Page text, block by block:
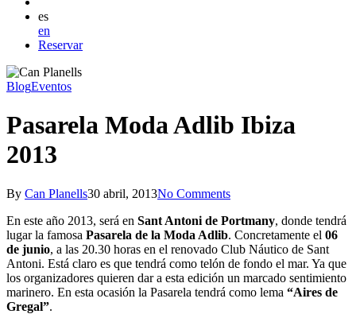
es
en
Reservar
BlogEventos
Pasarela Moda Adlib Ibiza
2013
By Can Planells30 abril, 2013No Comments
En este año 2013, será en Sant Antoni de Portmany, donde tendrá
lugar la famosa Pasarela de la Moda Adlib. Concretamente el 06
de junio, a las 20.30 horas en el renovado Club Náutico de Sant
Antoni. Está claro es que tendrá como telón de fondo el mar. Ya que
los organizadores quieren dar a esta edición un marcado sentimiento
marinero. En esta ocasión la Pasarela tendrá como lema “Aires de
Gregal”.